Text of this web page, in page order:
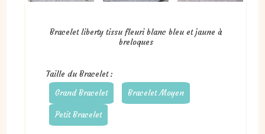
Bracelet liberty tissu fleuri blanc bleu et jaune à
breloques
Taille du Bracelet :
Grand Bracelet
Bracelet Moyen
Petit Bracelet